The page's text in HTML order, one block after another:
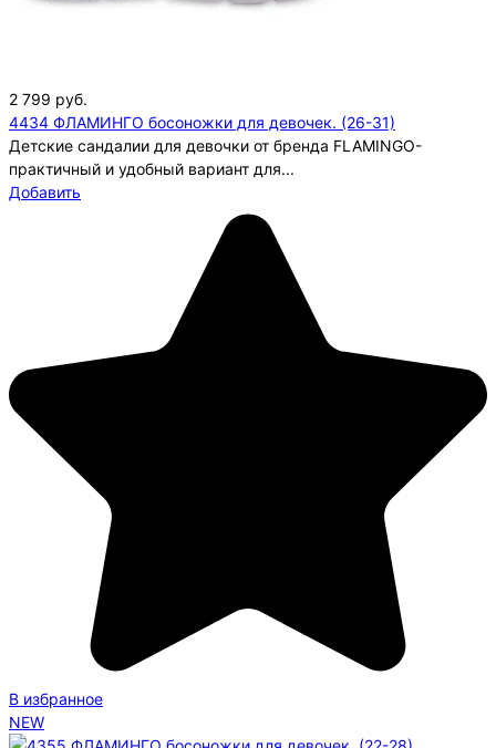
2 799 руб.
4434 ФЛАМИНГО босоножки для девочек. (26-31)
Детские сандалии для девочки от бренда FLAMINGO-
практичный и удобный вариант для...
Добавить
В избранное
NEW